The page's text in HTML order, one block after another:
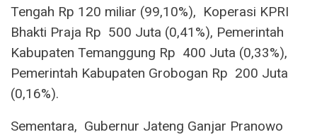
Tengah Rp 120 miliar (99,10%), Koperasi KPRI
Bhakti Praja Rp 500 Juta (0,41%), Pemerintah
Kabupaten Temanggung Rp 400 Juta (0,33%),
Pemerintah Kabupaten Grobogan Rp 200 Juta
(0,16%).
Sementara, Gubernur Jateng Ganjar Pranowo